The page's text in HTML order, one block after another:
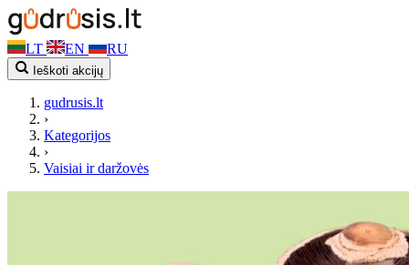
LT EN RU
Ieškoti akcijų
gudrusis.lt
›
Kategorijos
›
Vaisiai ir daržovės